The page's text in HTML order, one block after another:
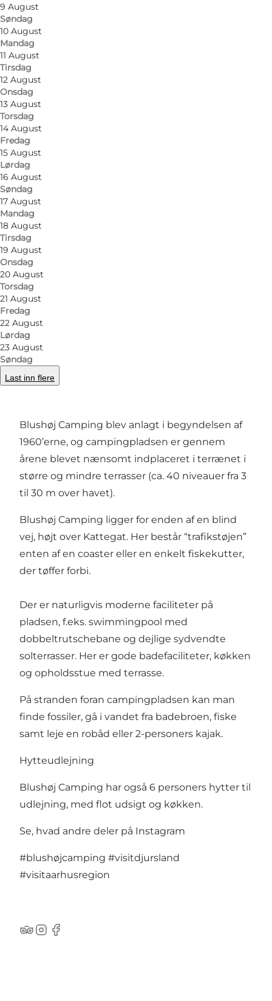
9 August
Søndag
10 August
Mandag
11 August
Tirsdag
12 August
Onsdag
13 August
Torsdag
14 August
Fredag
15 August
Lørdag
16 August
Søndag
17 August
Mandag
18 August
Tirsdag
19 August
Onsdag
20 August
Torsdag
21 August
Fredag
22 August
Lørdag
23 August
Søndag
Last inn flere
Bilde: Gert Præst
En charmerende campingplads i rolige
Blushøj Camping blev anlagt i begyndelsen af
1960’erne, og campingpladsen er gennem
årene blevet nænsomt indplaceret i terrænet i
større og mindre terrasser (ca. 40 niveauer fra 3
til 30 m over havet).
Blushøj Camping ligger for enden af en blind
vej, højt over Kattegat. Her består “trafikstøjen”
enten af en coaster eller en enkelt fiskekutter,
der tøffer forbi.
Der er naturligvis moderne faciliteter på
pladsen, f.eks. swimmingpool med
dobbeltrutschebane og dejlige sydvendte
solterrasser. Her er gode badefaciliteter, køkken
og opholdsstue med terrasse.
På stranden foran campingpladsen kan man
finde fossiler, gå i vandet fra badebroen, fiske
samt leje en robåd eller 2-personers kajak.
Hytteudlejning
Blushøj Camping har også 6 personers hytter til
udlejning, med flot udsigt og køkken.
Se, hvad andre deler på Instagram
#blushøjcamping #visitdjursland
#visitaarhusregion
TripAdvisor
Instagram
Facebook